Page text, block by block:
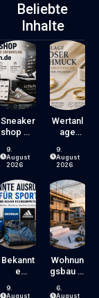
Beliebte
Inhalte
Sneaker
Shop Mit
Enz Und
Erfahrun
9.
August
2026
Wertanl
Age
R
Echtsch
Einfach
Schön
Und
Erschwi
Nglich
9.
August
2026
Bekannt
E
Er Für
9.
August
Wohnun
Gsbau In
Krise:
6.
August